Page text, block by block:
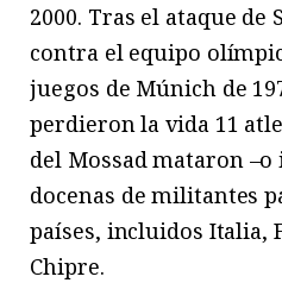
2000. Tras el ataque de
contra el equipo
juegos de Múnich de
perdieron la vida 11
del Mossad mataron
docenas de militantes
países, incluidos Italia,
Chipre.